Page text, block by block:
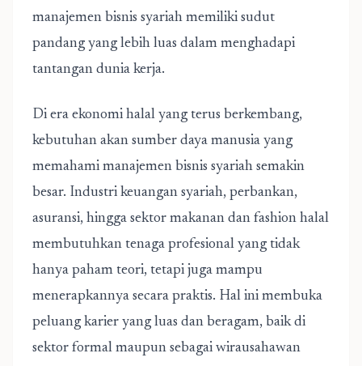
manajemen bisnis syariah memiliki sudut
pandang yang lebih luas dalam menghadapi
tantangan dunia kerja.
Di era ekonomi halal yang terus berkembang,
kebutuhan akan sumber daya manusia yang
memahami manajemen bisnis syariah semakin
besar. Industri keuangan syariah, perbankan,
asuransi, hingga sektor makanan dan fashion halal
membutuhkan tenaga profesional yang tidak
hanya paham teori, tetapi juga mampu
menerapkannya secara praktis. Hal ini membuka
peluang karier yang luas dan beragam, baik di
sektor formal maupun sebagai wirausahawan